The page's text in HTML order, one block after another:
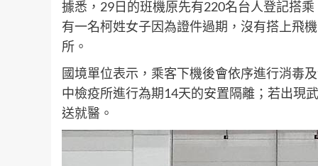
據悉，29日的班機原先有220名台人登記搭
有一名柯姓女子因為證件過期，沒有搭上飛
所。
國境單位表示，乘客下機後會依序進行消毒
中檢疫所進行為期14天的安置隔離；若出現
送就醫。